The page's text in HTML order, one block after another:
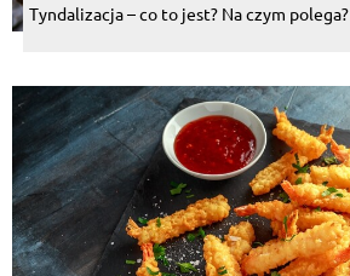
Tyndalizacja – co to jest? Na czym polega?